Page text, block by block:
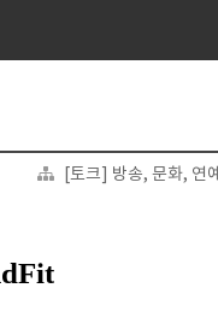
[토크] 방송, 문화, 연예